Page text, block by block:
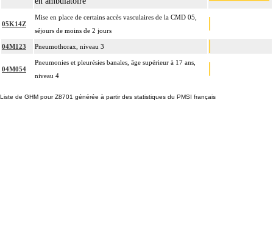
05K14Z
Mise en place de certains accès vasculaires de la CMD 05,
séjours de moins de 2 jours
04M123 Pneumothorax, niveau 3
04M054
Pneumonies et pleurésies banales, âge supérieur à 17 ans,
niveau 4
Liste de GHM pour Z8701 générée à partir des statistiques du PMSI français